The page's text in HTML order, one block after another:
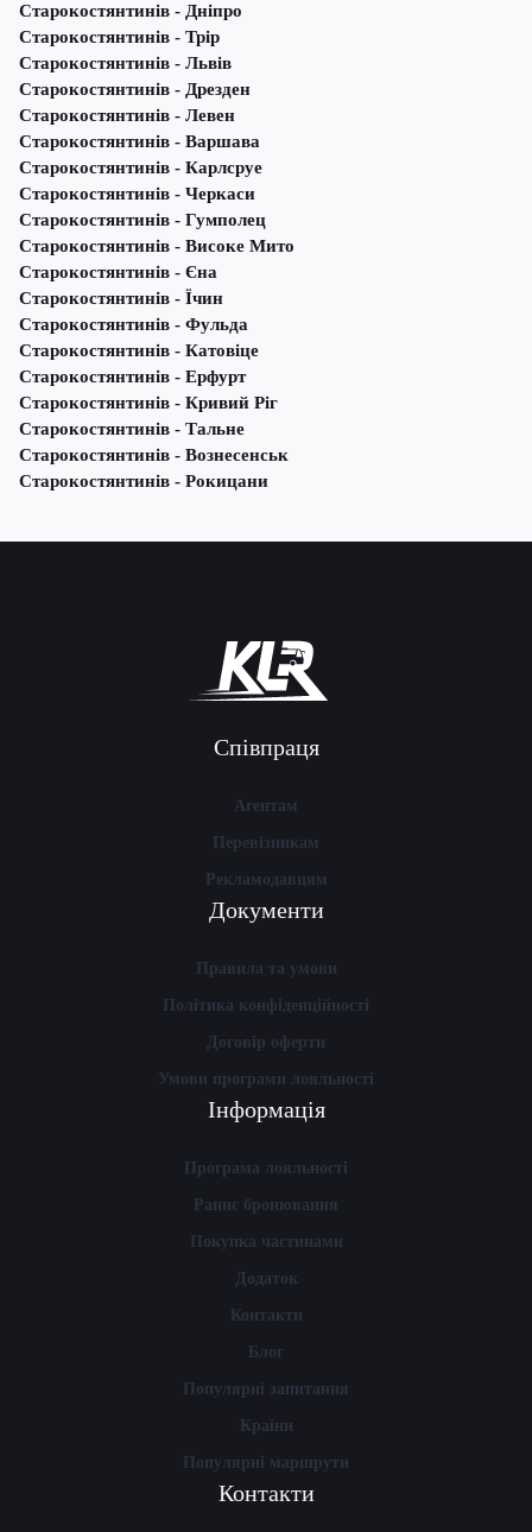
Старокостянтинів - Дніпро
Старокостянтинів - Трір
Старокостянтинів - Львів
Старокостянтинів - Дрезден
Старокостянтинів - Левен
Старокостянтинів - Варшава
Старокостянтинів - Карлсруе
Старокостянтинів - Черкаси
Старокостянтинів - Гумполец
Старокостянтинів - Високе Мито
Старокостянтинів - Єна
Старокостянтинів - Їчин
Старокостянтинів - Фульда
Старокостянтинів - Катовіце
Старокостянтинів - Ерфурт
Старокостянтинів - Кривий Ріг
Старокостянтинів - Тальне
Старокостянтинів - Вознесенськ
Старокостянтинів - Рокицани
Співпраця
Агентам
Перевізникам
Рекламодавцям
Документи
Правила та умови
Політика конфіденційності
Договір оферти
Умови програми лояльності
Інформація
Програма лояльності
Раннє бронювання
Покупка частинами
Додаток
Контакти
Блог
Популярні запитання
Країни
Популярні маршрути
Контакти